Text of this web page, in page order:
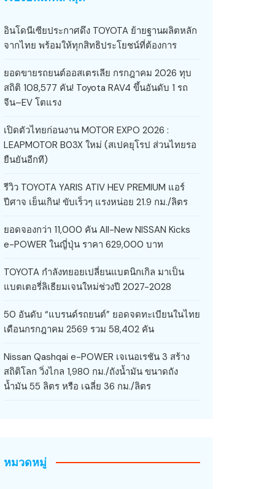
อินโดนีเซียประกาศดึง TOYOTA ย้ายฐานผลิตหลัก
จากไทย พร้อมให้ทุกสิทธิประโยชน์ที่ต้องการ
ยอดขายรถยนต์ออสเตรเลีย กรกฎาคม 2026 ทุบ
สถิติ 108,577 คัน! Toyota RAV4 ขึ้นอันดับ 1 รถ
จีน–EV โตแรง
เปิดตัวไทยก่อนงาน MOTOR EXPO 2026 :
LEAPMOTOR B03X ใหม่ (สเปคยุโรป ส่วนไทยรอ
ยืนยันอีกที)
รีวิว TOYOTA YARIS ATIV HEV PREMIUM แอร์
ปีศาจ เย็นเกิน! ขับเร็วๆ แรงหน่อย 21.9 กม./ลิตร
ยอดจองกว่า 11,000 คัน All-New NISSAN Kicks
e-POWER ในญี่ปุ่น ราคา 629,000 บาท
TOYOTA กำลังทยอยเปลี่ยนแบตนิกเกิล มาเป็น
แบตเตอรี่ลิเธียมเจนใหม่ช่วงปี 2027-2028
50 อันดับ “แบรนด์รถยนต์” ยอดจดทะเบียนในไทย
เดือนกรกฎาคม 2569 รวม 58,402 คัน
Nissan Qashqai e-POWER เจเนอเรชัน 3 สร้าง
สถิติโลก วิ่งไกล 1,980 กม./ถังน้ำมัน ขนาดถัง
น้ำมัน 55 ลิตร หรือ เฉลี่ย 36 กม./ลิตร
หมวดหมู่